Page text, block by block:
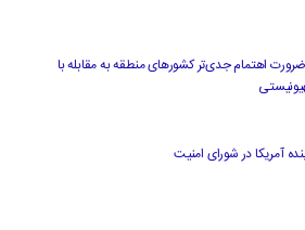
اهتمام جدی‌تر کشورهای منطقه به مقابله با
آمریکا در شورای امنیت